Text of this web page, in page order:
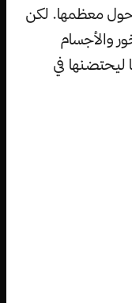
حول معظمها. لكن
والأجسام
ليحتضنها في